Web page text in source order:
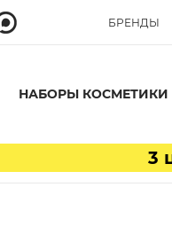
БРЕНДЫ
НАБОРЫ КОСМЕТИКИ
3